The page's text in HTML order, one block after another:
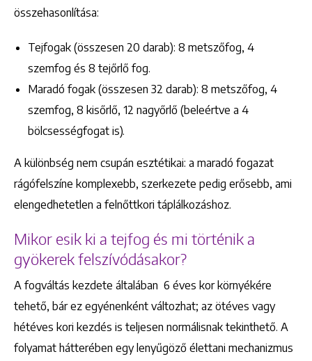
összehasonlítása:
Tejfogak (összesen 20 darab): 8 metszőfog, 4
szemfog és 8 tejőrlő fog.
Maradó fogak (összesen 32 darab): 8 metszőfog, 4
szemfog, 8 kisőrlő, 12 nagyőrlő (beleértve a 4
bölcsességfogat is).
A különbség nem csupán esztétikai: a maradó fogazat
rágófelszíne komplexebb, szerkezete pedig erősebb, ami
elengedhetetlen a felnőttkori táplálkozáshoz.
Mikor esik ki a tejfog és mi történik a
gyökerek felszívódásakor?
A fogváltás kezdete általában 6 éves kor környékére
tehető, bár ez egyénenként változhat; az ötéves vagy
hétéves kori kezdés is teljesen normálisnak tekinthető. A
folyamat hátterében egy lenyűgöző élettani mechanizmus